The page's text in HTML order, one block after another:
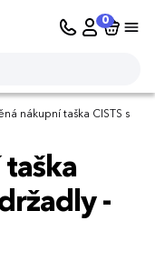
0
nákupní taška CISTS s
-